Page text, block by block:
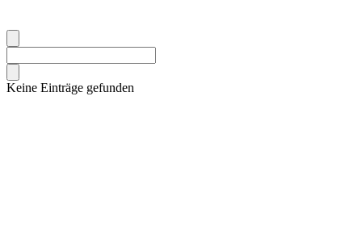
Keine Einträge gefunden